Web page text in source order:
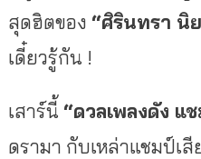
สุดฮิตของ “ศิรินทรา นิ
เดี๋ยวรู้กัน !
เสาร์นี้ “ดวลเพลงดัง แ
ดรามา กับเหล่าแชมป์เ